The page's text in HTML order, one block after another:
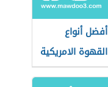
أفضل أنواع
القهوة الامريكية